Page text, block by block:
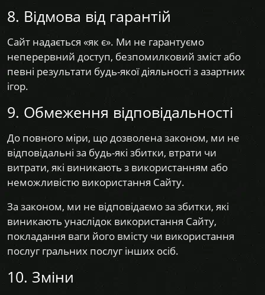
8. Відмова від гарантій
Сайт надається «як є». Ми не гарантуємо
неперервний доступ, безпомилковий зміст або
певні результати будь-якої діяльності з азартних
ігор.
9. Обмеження відповідальності
До повного міри, що дозволена законом, ми не
відповідальні за будь-які збитки, втрати чи
витрати, які виникають з використанням або
неможливістю використання Сайту.
За законом, ми не відповідаємо за збитки, які
виникають унаслідок використання Сайту,
покладання ваги його вмісту чи використання
послуг гральних послуг інших осіб.
10. Зміни